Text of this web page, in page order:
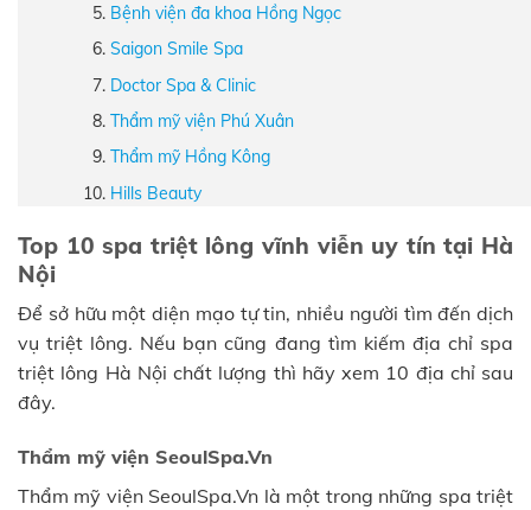
Bệnh viện đa khoa Hồng Ngọc
Saigon Smile Spa
Doctor Spa & Clinic
Thẩm mỹ viện Phú Xuân
Thẩm mỹ Hồng Kông
Hills Beauty
Top 10 spa triệt lông vĩnh viễn uy tín tại Hà
Nội
Để sở hữu một diện mạo tự tin, nhiều người tìm đến dịch
vụ triệt lông. Nếu bạn cũng đang tìm kiếm địa chỉ spa
triệt lông Hà Nội chất lượng thì hãy xem 10 địa chỉ sau
đây.
Thẩm mỹ viện SeoulSpa.Vn
Thẩm mỹ viện SeoulSpa.Vn là một trong những spa triệt